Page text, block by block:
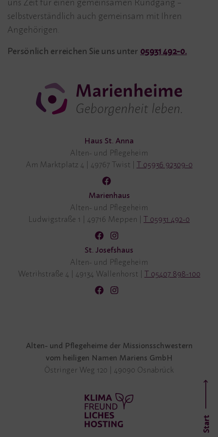
uns Zeit für einen gemeinsamen Rundgang –
selbstverständlich auch gemeinsam mit Ihren
Angehörigen.
Persönlich erreichen Sie uns unter 05931 492-0.
Haus St. Anna
Alten- und Pflegeheim
Am Marktplatz 4
49767 Twist T 05936 92309-0
Marienhaus
Alten- und Pflegeheim
Ludwigstraße 1
49716 Meppen T 05931 492-0
St. Josefshaus
Alten- und Pflegeheim
Wetrihstraße 4
49134 Wallenhorst T 05407 898-100
Start
Alten- und Pflegeheime der Missionsschwestern
vom heiligen Namen Mariens GmbH
Östringer Weg 120 | 49090 Osnabrück